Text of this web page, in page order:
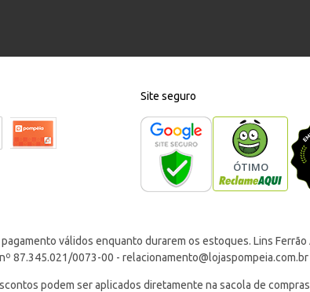
Site seguro
válidos enquanto durarem os estoques. Lins
87.345.021/0073-00 - relacionamento@lojaspompeia.com.br
podem ser aplicados diretamente na sacola de